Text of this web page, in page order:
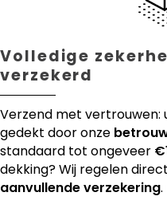
Volledige
verzekerd
Verzend met vertrouwen:
gedekt door onze
standaard tot ongeveer
dekking? Wij regelen
aanvullende verzekering